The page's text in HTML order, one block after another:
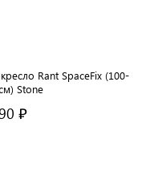
Rant SpaceFix (100-
Stone
₽